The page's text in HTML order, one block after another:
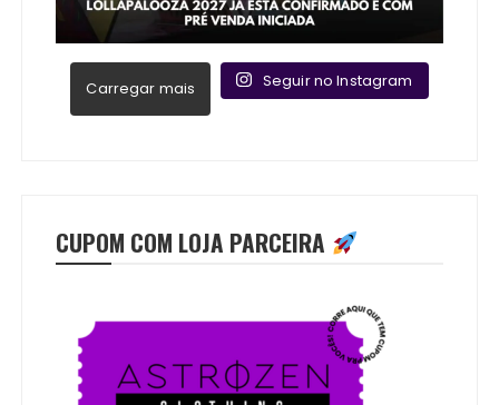
Carregar mais Seguir no Instagram
CUPOM COM LOJA PARCEIRA